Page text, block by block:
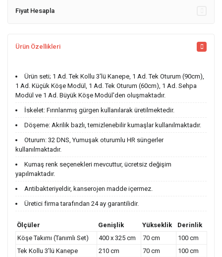
Fiyat Hesapla
Ürün Özellikleri
Ürün seti; 1 Ad. Tek Kollu 3'lü Kanepe, 1 Ad. Tek Oturum (90cm),
1 Ad. Küçük Köşe Modül, 1 Ad. Tek Oturum (60cm), 1 Ad. Sehpa
Modül ve 1 Ad. Büyük Köşe Modül'den oluşmaktadır.
İskelet: Fırınlanmış gürgen kullanılarak üretilmektedir.
Döşeme: Akrilik bazlı, temizlenebilir kumaşlar kullanılmaktadır.
Oturum: 32 DNS, Yumuşak oturumlu HR süngerler
kullanılmaktadır.
Kumaş renk seçenekleri mevcuttur, ücretsiz değişim
yapılmaktadır.
Antibakteriyeldir, kanserojen madde içermez.
Üretici firma tarafından 24 ay garantilidir.
Ölçüler Genişlik Yükseklik
Derinlik
Köşe Takımı (Tanımlı Set)
400 x 325 cm 70 cm
100 cm
Tek Kollu 3'lü Kanepe
210 cm 70 cm
100 cm